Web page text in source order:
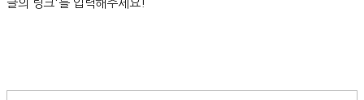
글의 링크'를 입력해주세요!